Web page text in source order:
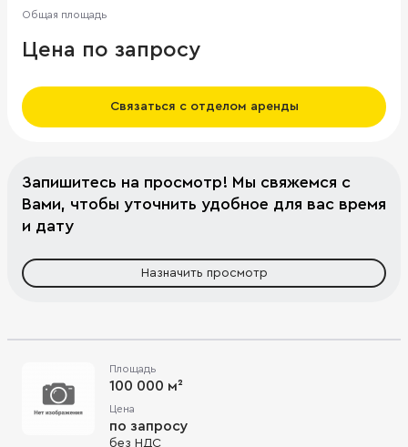
Общая площадь
Цена по запросу
Связаться с отделом аренды
Запишитесь на просмотр! Мы свяжемся с
Вами, чтобы уточнить удобное для вас время
и дату
Назначить просмотр
Площадь
100 000 м²
Цена
по запросу
без НДС